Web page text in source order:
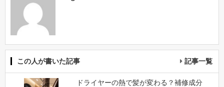
この人が書いた記事 記事一覧
ドライヤーの熱で髪が変わる？補修成分